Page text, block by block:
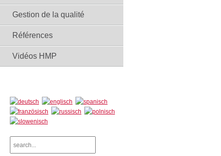
Gestion de la qualité
Références
Vidéos HMP